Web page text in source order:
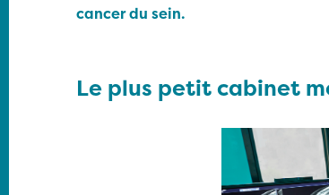
cancer du sein.
Le plus petit cabinet